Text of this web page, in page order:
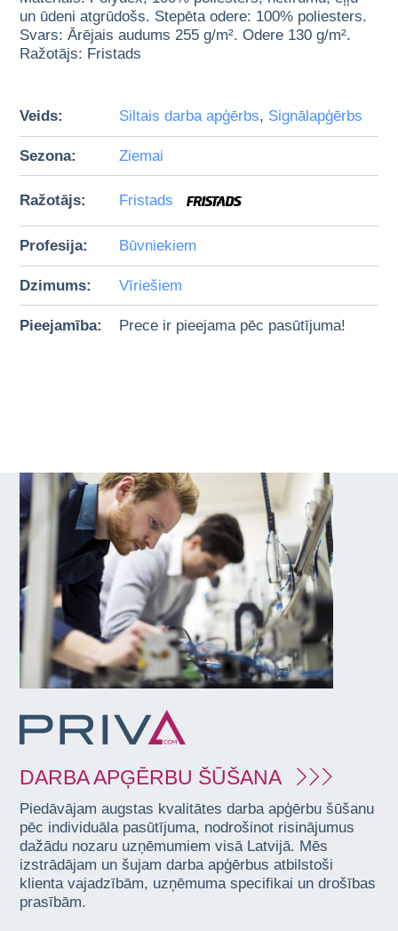
un ūdeni atgrūdošs. Stepēta odere: 100% poliesters.
Svars: Ārējais audums 255 g/m². Odere 130 g/m².
Ražotājs: Fristads
Veids: Siltais darba apģērbs, Signālapģērbs
Sezona: Ziemai
Ražotājs: Fristads
Profesija: Būvniekiem
Dzimums: Vīriešiem
Pieejamība: Prece ir pieejama pēc pasūtījuma!
DARBA APĢĒRBU ŠŪŠANA
Piedāvājam augstas kvalitātes darba apģērbu šūšanu
pēc individuāla pasūtījuma, nodrošinot risinājumus
dažādu nozaru uzņēmumiem visā Latvijā. Mēs
izstrādājam un šujam darba apģērbus atbilstoši
klienta vajadzībām, uzņēmuma specifikai un drošības
prasībām.